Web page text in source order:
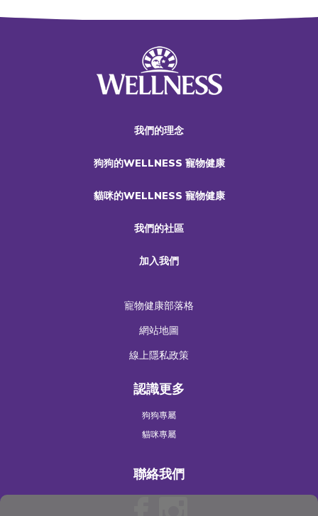
我們的理念
狗狗的WELLNESS 寵物健康
貓咪的WELLNESS 寵物健康
我們的社區
加入我們
寵物健康部落格
網站地圖
線上隱私政策
認識更多
狗狗專屬
貓咪專屬
聯絡我們